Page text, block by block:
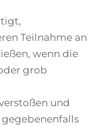
Teilnahme an
wenn die
grob
und